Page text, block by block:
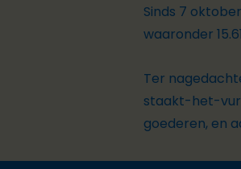
Sinds 7
waaronder
Ter
staakt-het-
goederen, en